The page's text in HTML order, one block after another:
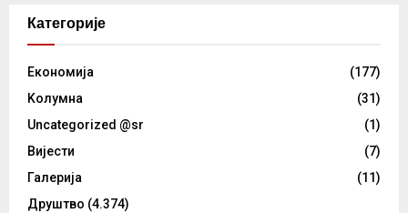
Категорије
Eкономија
(177)
Kолумнa
(31)
Uncategorized @sr
(1)
Вијести
(7)
Галерија
(11)
Друштво (4.374)